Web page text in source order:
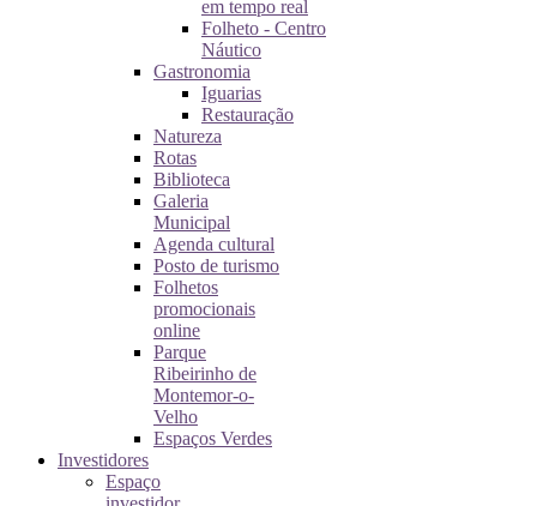
em tempo real
Folheto - Centro
Náutico
Gastronomia
Iguarias
Restauração
Natureza
Rotas
Biblioteca
Galeria
Municipal
Agenda cultural
Posto de turismo
Folhetos
promocionais
online
Parque
Ribeirinho de
Montemor-o-
Velho
Espaços Verdes
Investidores
Espaço